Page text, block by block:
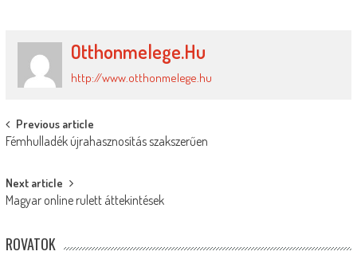
Otthonmelege.hu
http://www.otthonmelege.hu
Post
navigation
Previous article
Fémhulladék újrahasznosítás szakszerűen
Next article
Magyar online rulett áttekintések
ROVATOK